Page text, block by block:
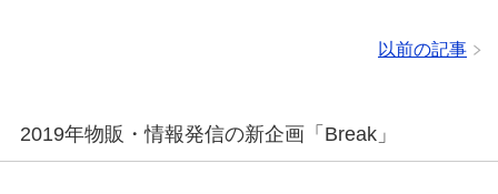
以前の記事
2019年物販・情報発信の新企画「Break」